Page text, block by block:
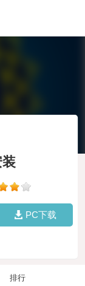
装
PC下载
排行